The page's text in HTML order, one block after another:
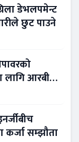
डेभलपमेन्ट
छुट पाउने
आरबीबी
सम्झौता